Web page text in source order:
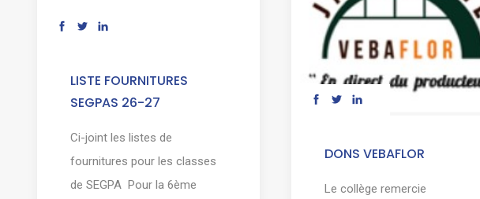
LISTE FOURNITURES
SEGPAS 26-27
Ci-joint les listes de
fournitures pour les classes
de SEGPA Pour la 6ème
DONS VEBAFLOR
Le collège remercie